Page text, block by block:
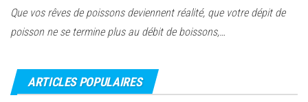
Que vos rêves de poissons deviennent réalité, que votre dépit de
poisson ne se termine plus au débit de boissons,…
ARTICLES POPULAIRES